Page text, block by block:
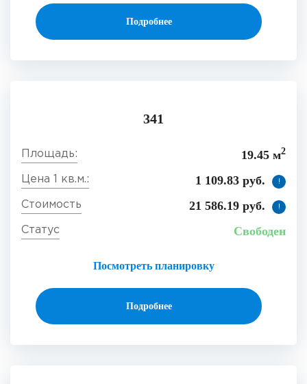
Подробнее
341
19.45 м2
1 109.83 руб. !
21 586.19 руб. !
Посмотреть планировку
Свободен
Подробнее